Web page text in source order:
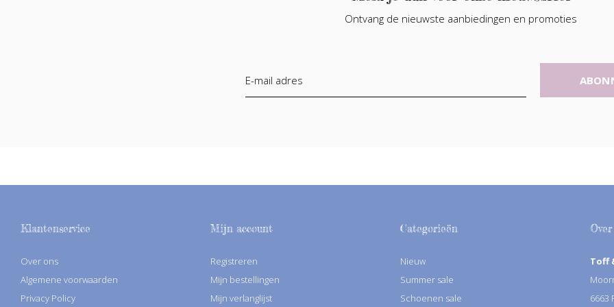
Ontvang de nieuwste aanbiedingen en promoties
Klantenservice
Over ons
Algemene voorwaarden
Privacy Policy
Mijn account
Registreren
Mijn bestellingen
Mijn verlanglijst
Categorieën
Nieuw
Summer sale
Schoenen sale
Toff
6663